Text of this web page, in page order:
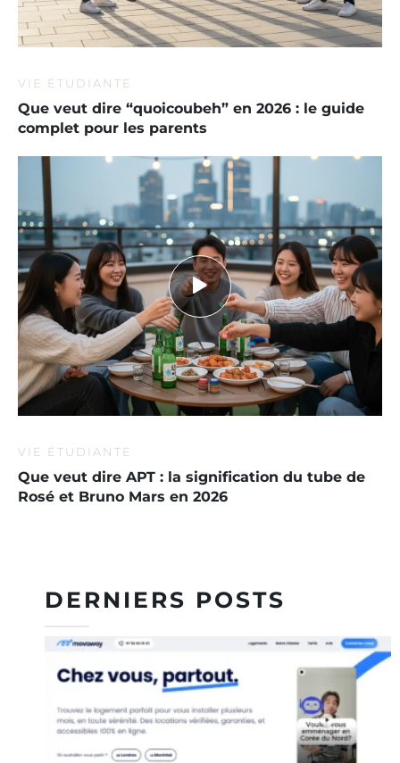
DERNIERS POSTS
VIE ÉTUDIANTE
Que veut dire “quoicoubeh” en 2026 : le guide
complet pour les parents
VIE ÉTUDIANTE
Que veut dire APT : la signification du tube de
Rosé et Bruno Mars en 2026